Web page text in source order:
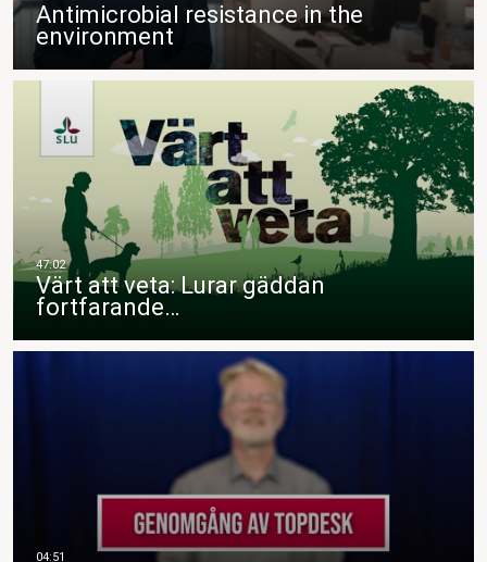
Antimicrobial resistance in the
environment
Värt att veta: Lurar gäddan
fortfarande…